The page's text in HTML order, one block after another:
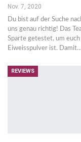
Nov. 7, 2020
Du bist auf der Suche
uns genau richtig! Das
Sparte getestet, um
Eiweisspulver ist. Damit…
REVIEWS